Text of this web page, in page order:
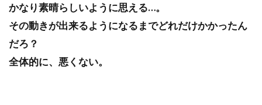
かなり素晴らしいように思える…。
その動きが出来るようになるまでどれだけかかったん
だろ？
全体的に、悪くない。